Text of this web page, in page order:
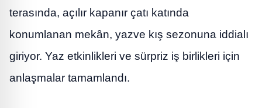
terasında, açılır kapanır çatı katında
konumlanan mekân, yazve kış sezonuna iddialı
giriyor. Yaz etkinlikleri ve sürpriz iş birlikleri için
anlaşmalar tamamlandı.